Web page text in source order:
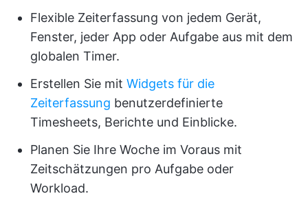
Flexible Zeiterfassung von jedem Gerät,
Fenster, jeder App oder Aufgabe aus mit dem
globalen Timer.
Erstellen Sie mit Widgets für die
Zeiterfassung benutzerdefinierte
Timesheets, Berichte und Einblicke.
Planen Sie Ihre Woche im Voraus mit
Zeitschätzungen pro Aufgabe oder
Workload.